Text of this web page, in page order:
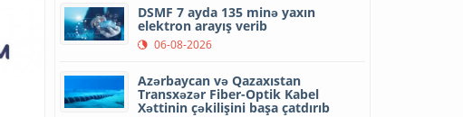
DSMF 7 ayda 135 minə yaxın
elektron arayış verib
06-08-2026
Azərbaycan və Qazaxıstan
Transxəzər Fiber-Optik Kabel
Xəttinin çəkilişini başa çatdırıb